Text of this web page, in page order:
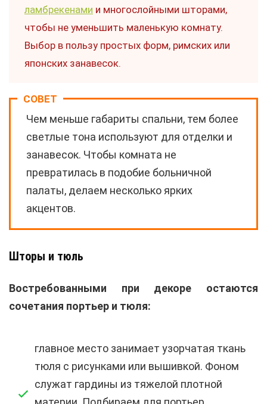
ламбрекенами и многослойными шторами,
чтобы не уменьшить маленькую комнату.
Выбор в пользу простых форм, римских или
японских занавесок.
СОВЕТ
Чем меньше габариты спальни, тем более
светлые тона используют для отделки и
занавесок. Чтобы комната не
превратилась в подобие больничной
палаты, делаем несколько ярких
акцентов.
Шторы и тюль
Востребованными при декоре остаются
сочетания портьер и тюля:
главное место занимает узорчатая ткань
тюля с рисунками или вышивкой. Фоном
служат гардины из тяжелой плотной